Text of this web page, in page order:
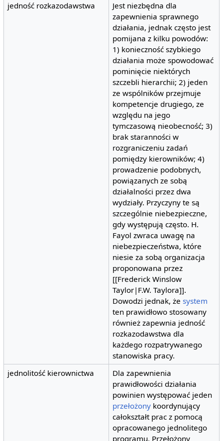
jedność rozkazodawstwa
Jest niezbędna dla
zapewnienia sprawnego
działania, jednak często jest
pomijana z kilku powodów:
1) konieczność szybkiego
działania może spowodować
pominięcie niektórych
szczebli hierarchii; 2) jeden
ze wspólników przejmuje
kompetencje drugiego, ze
względu na jego
tymczasową nieobecność; 3)
brak staranności w
rozgraniczeniu zadań
pomiędzy kierowników; 4)
prowadzenie podobnych,
powiązanych ze sobą
działalności przez dwa
wydziały. Przyczyny te są
szczególnie niebezpieczne,
gdy występują często. H.
Fayol zwraca uwagę na
niebezpieczeństwa, które
niesie za sobą organizacja
proponowana przez
[[Frederick Winslow
Taylor|F.W. Taylora]].
Dowodzi jednak, żesystem
ten prawidłowo stosowany
również zapewnia jedność
rozkazodawstwa dla
każdego rozpatrywanego
stanowiska pracy.
jednolitość kierownictwa
Dla zapewnienia
prawidłowości działania
powinien występować jeden
przełożony koordynujący
całokształt prac z pomocą
opracowanego jednolitego
programu. Przełożony